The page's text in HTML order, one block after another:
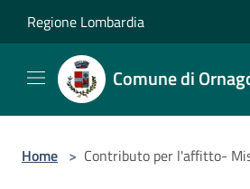
Regione Lombardia
Comune di
Home > Contributo per l'affitto-